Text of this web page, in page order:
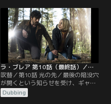
してもらうためだ。イジーの痛みを
和らげようとするギャヴィンの試み
は、二人の関係を悪化させてしまい
そうになる。
ラ・ブレア 第10話（最終話）／吹替
吹替／第10話 光の先／最後の陥没穴
が開くという知らせを受け、ギャヴ
ィン、イジー、ネイサン博士はシア
トルへ急ぐ。手遅れになる前に最後
Dubbing